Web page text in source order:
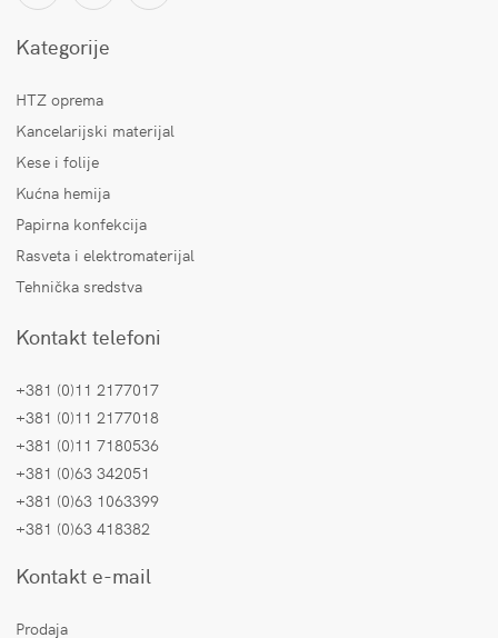
Kategorije
HTZ oprema
Kancelarijski materijal
Kese i folije
Kućna hemija
Papirna konfekcija
Rasveta i elektromaterijal
Tehnička sredstva
Kontakt telefoni
+381 (0)11 2177017
+381 (0)11 2177018
+381 (0)11 7180536
+381 (0)63 342051
+381 (0)63 1063399
+381 (0)63 418382
Kontakt e-mail
Prodaja